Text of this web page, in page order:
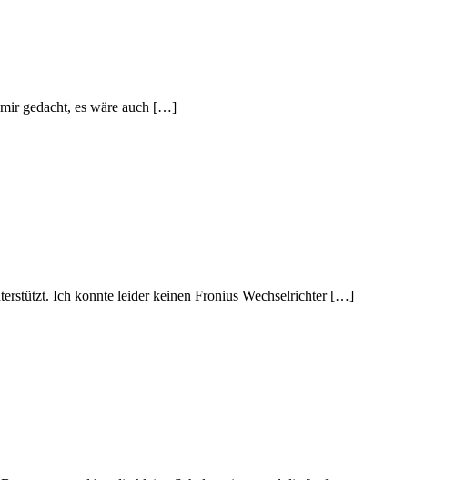
gedacht, es wäre auch […]
Ich konnte leider keinen Fronius Wechselrichter […]